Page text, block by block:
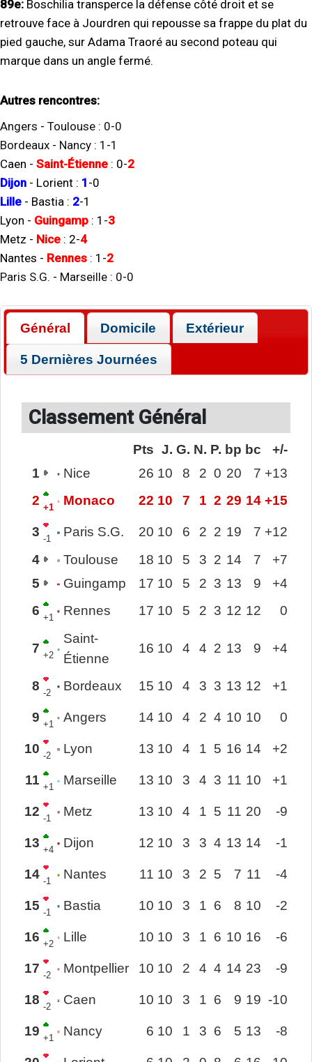
89e: Boschilia transperce la défense côté droit et se
retrouve face à Jourdren qui repousse sa frappe du plat du
pied gauche, sur Adama Traoré au second poteau qui
marque dans un angle fermé.
Autres rencontres:
Angers - Toulouse : 0-0
Bordeaux - Nancy : 1 -1
Caen - Saint-Étienne : 0-2
Dijon - Lorient : 1 -0
Lille - Bastia : 2-1
Lyon - Guingamp : 1 -3
Metz - Nice : 2-4
Nantes - Rennes : 1 -2
Paris S.G. - Marseille : 0-0
Général Domicile Extérieur
5 Dernières Journées
Classement Général
Pts J. G. N. P. bp bc
+/-
1
Nice 26 10 8 2 0 20 7 +13
2 +1 Monaco 22 10 7 1 2 29 14 +15
3 -1 Paris S.G. 20 10 6 2 2 19 7 +12
4
Toulouse 18 10 5 3 2 14 7
+7
5
Guingamp 17 10 5 2 3 13 9
+4
6 +1 Rennes 17 10 5 2 3 12 12 0
7 +2
Saint-
Étienne
16 10 4 4 2 13 9 +4
8 -2 Bordeaux 15 10 4 3 3 13 12 +1
9 +1 Angers 14 10 4 2 4 10 10 0
10 -2 Lyon 13 10 4 1 5 16 14 +2
11 +1 Marseille 13 10 3 4 3 11 10 +1
12 -1 Metz 13 10 4 1 5 11 20 -9
13 +4 Dijon 12 10 3 3 4 13 14 -1
14 -1 Nantes 11 10 3 2 5 7 11 -4
15 -1 Bastia 10 10 3 1 6 8 10 -2
16 +2 Lille 10 10 3 1 6 10 16 -6
17 -2 Montpellier 10 10 2 4 4 14 23 -9
18 -2 Caen 10 10 3 1 6 9 19 -10
19 +1 Nancy 6 10 1 3 6 5 13 -8